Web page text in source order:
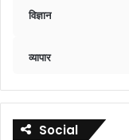
विज्ञान
व्यापार
Social